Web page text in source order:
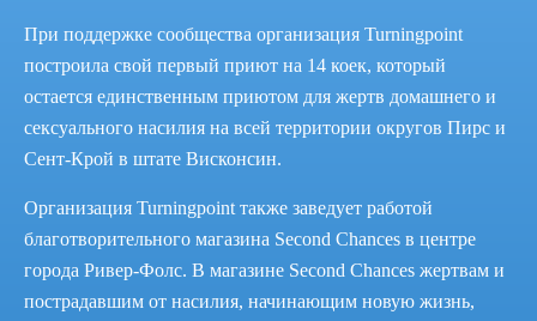
Не оставайтесь в
стороне!
Ознакомьтесь с нашим календарем
Просмотреть мероприятия
При поддержке сообщества организация Turningpoint
построила свой первый приют на 14 коек, который
остается единственным приютом для жертв домашнего и
сексуального насилия на всей территории округов Пирс и
Сент-Крой в штате Висконсин.
Организация Turningpoint также заведует работой
благотворительного магазина Second Chances в центре
города Ривер-Фолс. В магазине Second Chances жертвам и
пострадавшим от насилия, начинающим новую жизнь,